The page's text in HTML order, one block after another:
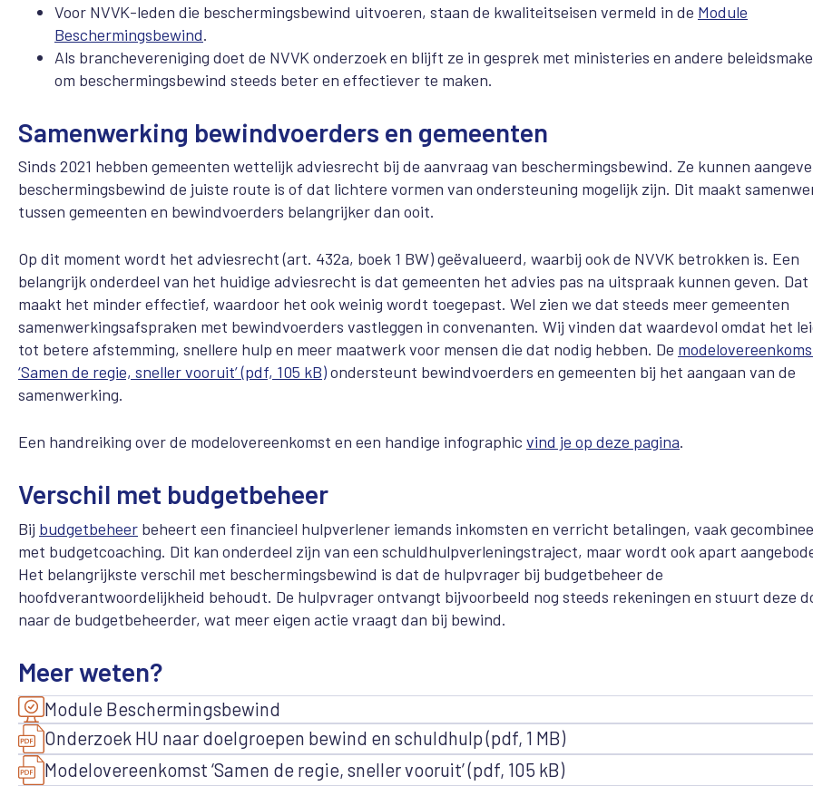
Voor NVVK-leden die beschermingsbewind uitvoeren, staan de kwaliteitseisen vermeld in de Module
Beschermingsbewind.
Als branchevereniging doet de NVVK onderzoek en blijft ze in gesprek met ministeries en andere
om beschermingsbewind steeds beter en effectiever te maken.
Samenwerking bewindvoerders en gemeenten
Sinds 2021 hebben gemeenten wettelijk adviesrecht bij de aanvraag van beschermingsbewind. Ze kunnen
beschermingsbewind de juiste route is of dat lichtere vormen van ondersteuning mogelijk zijn. Dit maakt
tussen gemeenten en bewindvoerders belangrijker dan ooit.
Op dit moment wordt het adviesrecht (art. 432a, boek 1 BW) geëvalueerd, waarbij ook de NVVK betrokken is. Een
belangrijk onderdeel van het huidige adviesrecht is dat gemeenten het advies pas na uitspraak kunnen geven. Dat
maakt het minder effectief, waardoor het ook weinig wordt toegepast. Wel zien we dat steeds meer gemeenten
samenwerkingsafspraken met bewindvoerders vastleggen in convenanten. Wij vinden dat waardevol omdat het
tot betere afstemming, snellere hulp en meer maatwerk voor mensen die dat nodig hebben. De
‘Samen de regie, sneller vooruit’ (pdf, 105 kB)ondersteunt bewindvoerders en gemeenten bij het aangaan van de
samenwerking.
Een handreiking over de modelovereenkomst en een handige infographic vind je op deze pagina.
Verschil met budgetbeheer
Bij budgetbeheer beheert een financieel hulpverlener iemands inkomsten en verricht betalingen, vaak
met budgetcoaching. Dit kan onderdeel zijn van een schuldhulpverleningstraject, maar wordt ook apart
Het belangrijkste verschil met beschermingsbewind is dat de hulpvrager bij budgetbeheer de
hoofdverantwoordelijkheid behoudt. De hulpvrager ontvangt bijvoorbeeld nog steeds rekeningen en stuurt deze
naar de budgetbeheerder, wat meer eigen actie vraagt dan bij bewind.
Meer weten?
Module Beschermingsbewind
Onderzoek HU naar doelgroepen bewind en schuldhulp (pdf, 1 MB)
Modelovereenkomst ‘Samen de regie, sneller vooruit’ (pdf, 105 kB)